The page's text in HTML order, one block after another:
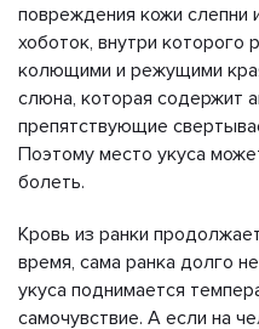
повреждения кожи слепни
хоботок, внутри которого
колющими и режущими
слюна, которая содержит
препятствующие
Поэтому место укуса
болеть.
Кровь из ранки
время, сама ранка долго
укуса поднимается
самочувствие. А если на